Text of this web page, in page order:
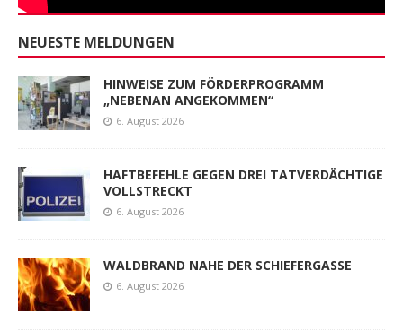
NEUESTE MELDUNGEN
HINWEISE ZUM FÖRDERPROGRAMM
„NEBENAN ANGEKOMMEN“
6. August 2026
HAFTBEFEHLE GEGEN DREI TATVERDÄCHTIGE
VOLLSTRECKT
6. August 2026
WALDBRAND NAHE DER SCHIEFERGASSE
6. August 2026